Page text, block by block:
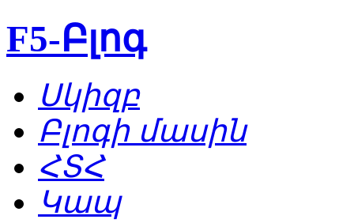
F5-Բլոգ
Սկիզբ
Բլոգի մասին
ՀՏՀ
Կապ